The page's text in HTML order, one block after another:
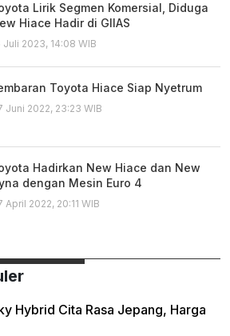
Lirik Segmen Komersial, Diduga
Hiace Hadir di GIIAS
Juli 2023, 14:08 WIB
Toyota Hiace Siap Nyetrum
Juni 2022, 23:23 WIB
Hadirkan New Hiace dan New
dengan Mesin Euro 4
April 2022, 20:11 WIB
Hybrid Cita Rasa Jepang, Harga